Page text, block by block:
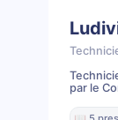
par le